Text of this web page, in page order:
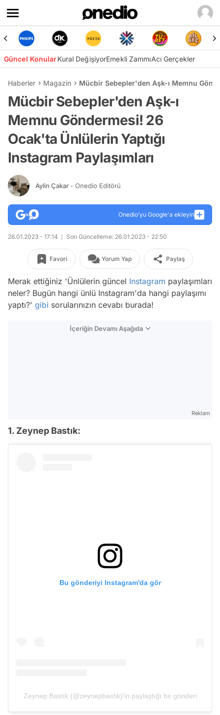
Güncel KonularKural DeğişiyorEmekli ZammıAcı Gerçekler
Haberler Magazin Mücbir Sebepler'den Aşk-ı Memnu
Mücbir Sebepler'den Aşk-ı
Memnu Göndermesi! 26
Ocak'ta Ünlülerin Yaptığı
Instagram Paylaşımları
Aylin Çakar - Onedio Editörü
Onedio’yu Google'a ekleyin
26.01.2023 - 17:14 Son Güncelleme: 26.01.2023 - 22:50
Favori Yorum Yap Paylaş
Merak ettiğiniz 'Ünlülerin güncel Instagram paylaşımları
neler? Bugün hangi ünlü Instagram'da hangi paylaşımı
yaptı?' gibi sorularınızın cevabı burada!
İçeriğin Devamı Aşağıda
Reklam
1. Zeynep Bastık:
Bu gönderiyi Instagram'da gör
Zeynep Bastık (@zeynepbastik)'in paylaştığı bir gönderi